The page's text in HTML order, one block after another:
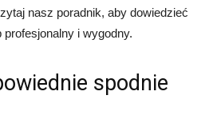
nasz poradnik, aby dowiedzieć
i wygodny.
spodnie